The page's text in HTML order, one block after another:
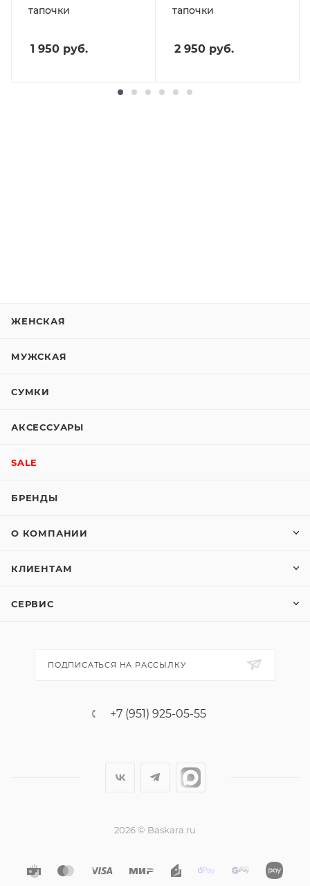
тапочки
1 950 руб.
тапочки
2 950 руб.
ЖЕНСКАЯ
МУЖСКАЯ
СУМКИ
АКСЕССУАРЫ
SALE
БРЕНДЫ
О КОМПАНИИ
КЛИЕНТАМ
СЕРВИС
ПОДПИСАТЬСЯ НА РАССЫЛКУ
+7 (951) 925-05-55
2026 © Baskara.ru